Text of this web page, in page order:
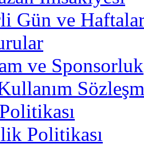
Gün ve
ve Sponsorluk
Politikası